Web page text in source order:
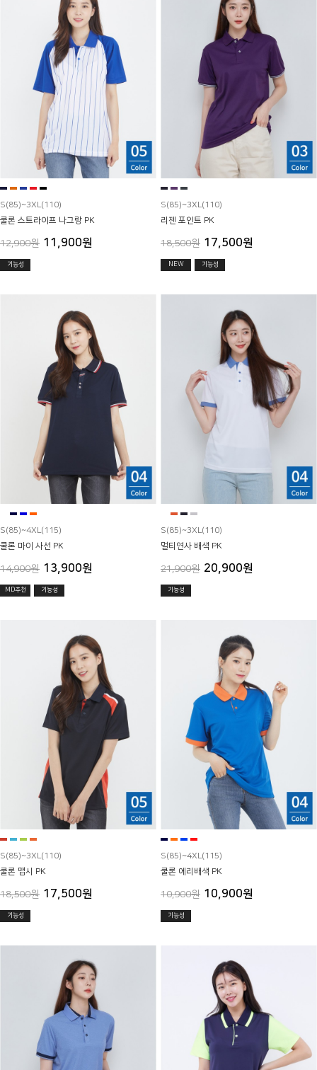
S(85)~3XL(110)
쿨론 스트라이프 나그랑 PK
12,900원 11,900원
기능성
S(85)~3XL(110)
리젠 포인트 PK
18,500원 17,500원
NEW 기능성
S(85)~4XL(115)
쿨론 마이 사선 PK
14,900원 13,900원
MD추천 기능성
S(85)~3XL(110)
멀티연사 배색 PK
21,900원 20,900원
기능성
S(85)~3XL(110)
쿨론 맵시 PK
18,500원 17,500원
기능성
S(85)~4XL(115)
쿨론 에리배색 PK
10,900원 10,900원
기능성